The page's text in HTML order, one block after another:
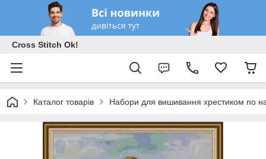
Cross Stitch Ok!
Каталог товарів Набори для вишивання хрестиком по